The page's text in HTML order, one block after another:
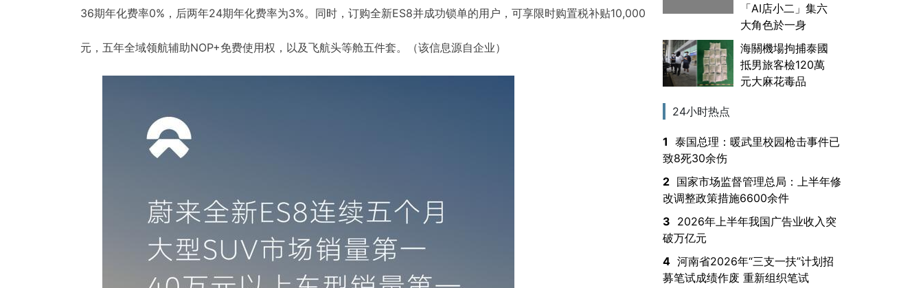
36期年化费率0%，后两年24期年化费率为3%。同时，订购全新ES8并成功锁单的用户，可享限时购置税补贴10,000
元，五年全域领航辅助NOP+免费使用权，以及飞航头等舱五件套。（该信息源自企业）
「AI店小二」集六
大角色於一身
海關機場拘捕泰國
抵男旅客檢120萬
元大麻花毒品
24小时热点
1 泰国总理：暖武里校园枪击事件已
致8死30余伤
2 国家市场监督管理总局：上半年修
改调整政策措施6600余件
3 2026年上半年我国广告业收入突
破万亿元
4 河南省2026年“三支一扶”计划招
募笔试成绩作废 重新组织笔试